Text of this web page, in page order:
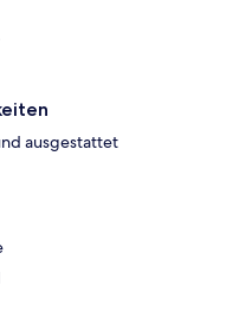
ausgestattet